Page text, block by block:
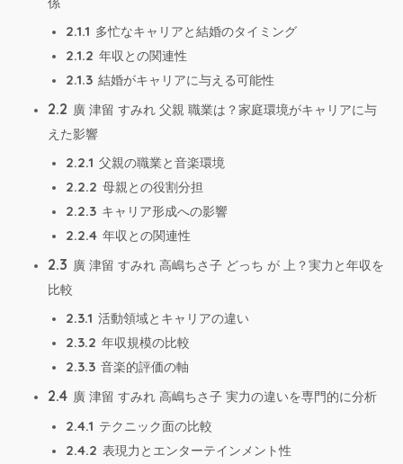
2.1.1 多忙なキャリアと結婚のタイミング
2.1.2 年収との関連性
2.1.3 結婚がキャリアに与える可能性
2.2 廣 津留 すみれ 父親 職業は？家庭環境がキャリアに与
えた影響
2.2.1 父親の職業と音楽環境
2.2.2 母親との役割分担
2.2.3 キャリア形成への影響
2.2.4 年収との関連性
2.3 廣 津留 すみれ 高嶋ちさ子 どっち が 上？実力と年収を
比較
2.3.1 活動領域とキャリアの違い
2.3.2 年収規模の比較
2.3.3 音楽的評価の軸
2.4 廣 津留 すみれ 高嶋ちさ子 実力の違いを専門的に分析
2.4.1 テクニック面の比較
2.4.2 表現力とエンターテインメント性